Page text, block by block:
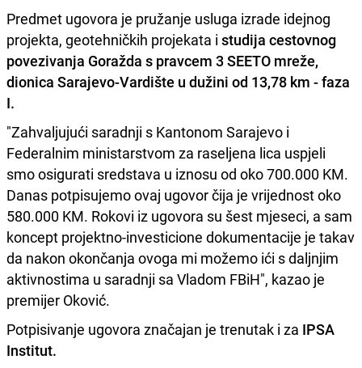
Predmet ugovora je pružanje usluga izrade idejnog
projekta, geotehničkih projekata i studija cestovnog
povezivanja Goražda s pravcem 3 SEETO mreže,
dionica Sarajevo-Vardište u dužini od 13,78 km - faza
I.
"Zahvaljujući saradnji s Kantonom Sarajevo i
Federalnim ministarstvom za raseljena lica uspjeli
smo osigurati sredstava u iznosu od oko 700.000 KM.
Danas potpisujemo ovaj ugovor čija je vrijednost oko
580.000 KM. Rokovi iz ugovora su šest mjeseci, a sam
koncept projektno-investicione dokumentacije je takav
da nakon okončanja ovoga mi možemo ići s daljnjim
aktivnostima u saradnji sa Vladom FBiH", kazao je
premijer Oković.
Potpisivanje ugovora značajan je trenutak i za IPSA
Institut.